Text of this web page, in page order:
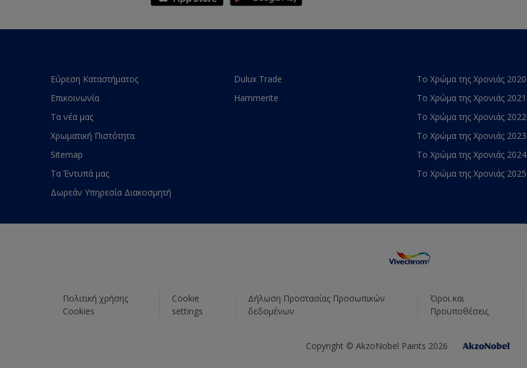
Εύρεση Καταστήματος
Επικοινωνία
Τα νέα μας
Χρωματική Πιστότητα
Sitemap
Τα Έντυπά μας
Δωρεάν Υπηρεσία Διακοσμητή
Dulux Trade
Hammerite
Το Χρώμα της Χρονιάς 2020
Το Χρώμα της Χρονιάς 2021
Το Χρώμα της Χρονιάς 2022
Το Χρώμα της Χρονιάς 2023
Το Χρώμα της Χρονιάς 2024
Το Χρώμα της Χρονιάς 2025
Πολιτική χρήσης
Cookies
Cookie
settings
Δήλωση Προστασίας Προσωπικών
δεδομένων
Όροι και
Προϋποθέσεις
Copyright © AkzoNobel Paints 2026